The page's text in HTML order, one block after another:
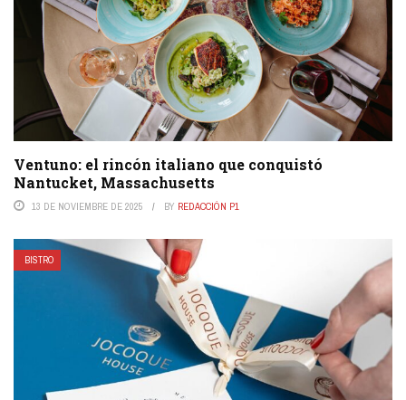
Ventuno: el rincón italiano que conquistó
Nantucket, Massachusetts
13 DE NOVIEMBRE DE 2025 BY REDACCIÓN P1
BISTRO